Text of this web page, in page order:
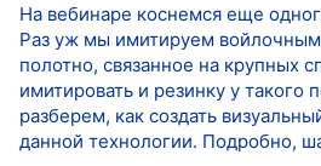
На вебинаре коснемся еще
Раз уж мы имитируем
полотно, связанное на крупных
имитировать и резинку у такого
разберем, как создать
данной технологии. Подробно,